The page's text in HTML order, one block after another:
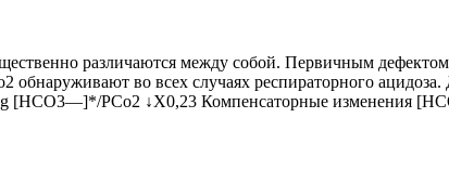
различаются между собой. Первичным
во всех случаях респираторного
[НСО3—]*/РСо2 ↓X0,23 Компенсаторные изменения